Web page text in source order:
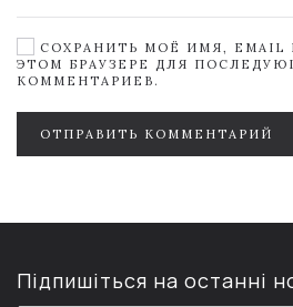
СОХРАНИТЬ МОЁ ИМЯ, EMAIL
ЭТОМ БРАУЗЕРЕ ДЛЯ
КОММЕНТАРИЕВ.
ОТПРАВИТЬ КОММЕНТАРИЙ
Підпишіться на останні